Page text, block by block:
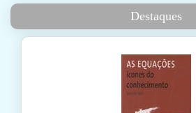
Destaques